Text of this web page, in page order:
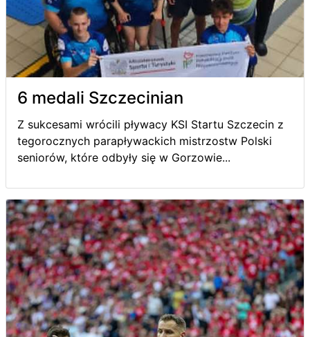
6 medali Szczecinian
Z sukcesami wrócili pływacy KSI Startu Szczecin z
tegorocznych parapływackich mistrzostw Polski
seniorów, które odbyły się w Gorzowie...